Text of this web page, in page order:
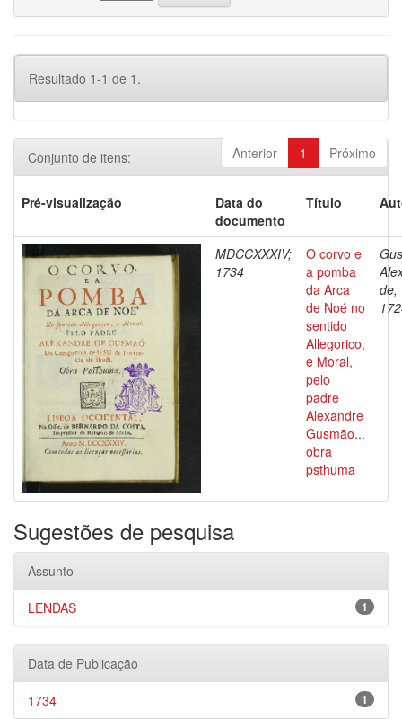
Resultado 1-1 de 1.
Anterior 1 Próximo
Conjunto de itens:
Pré-visualização
Data do
documento
Título
MDCCXXXIV;
1734
O corvo e
a pomba
da Arca
de Noé no
sentido
Allegorico,
e Moral,
pelo
padre
Alexandre
Gusmão...
obra
psthuma
de,
Sugestões de pesquisa
Assunto
1
LENDAS
Data de Publicação
1
1734